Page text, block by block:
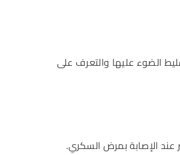
الضوء عليها والتعرف على
عند الإصابة بمرض السكري.